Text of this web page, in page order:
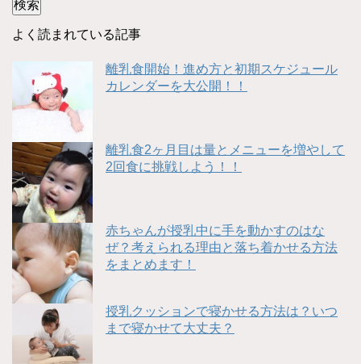
よく読まれている記事
離乳食開始！進め方と初期スケジュール
カレンダーを大公開！！
離乳食2ヶ月目は量とメニューを増やして
2回食に挑戦しよう！！
赤ちゃんが授乳中に手を動かすのはな
ぜ？考えられる理由と落ち着かせる方法
をまとめます！
授乳クッションで寝かせる方法は？いつ
まで寝かせて大丈夫？